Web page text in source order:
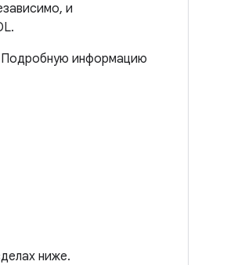
и
Подробную информацию
ниже.